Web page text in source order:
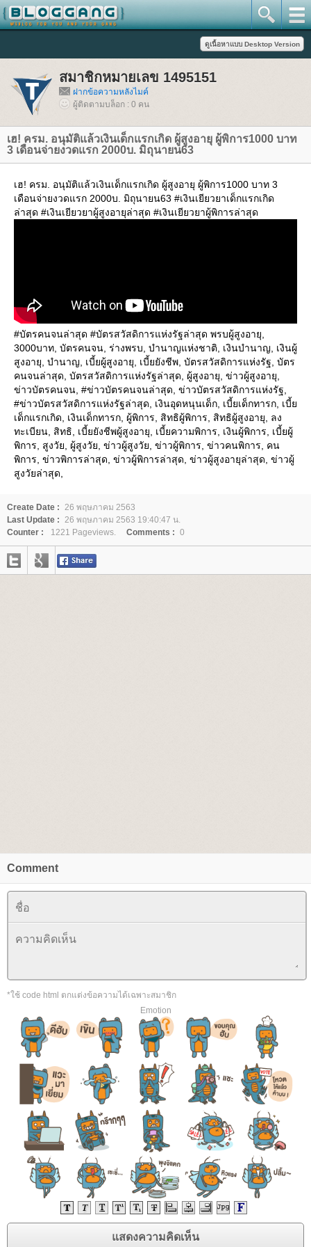
สมาชิกหมายเลข 1495151
ฝากข้อความหลังไมค์
ผู้ติดตามบล็อก : 0 คน
เฮ! ครม. อนุมัติแล้วเงินเด็กแรกเกิด ผู้สูงอายุ ผู้พิการ1000 บาท
3 เดือนจ่ายงวดแรก 2000บ. มิถุนายน63
เฮ! ครม. อนุมัติแล้วเงินเด็กแรกเกิด ผู้สูงอายุ ผู้พิการ1000 บาท 3
เดือนจ่ายงวดแรก 2000บ. มิถุนายน63 #เงินเยียวยาเด็กแรกเกิด
ล่าสุด #เงินเยียวยาผู้สูงอายุล่าสุด #เงินเยียวยาผู้พิการล่าสุด
#บัตรคนจนล่าสุด #บัตรสวัสดิการแห่งรัฐล่าสุด พรบผู้สูงอายุ,
3000บาท, บัตรคนจน, ร่างพรบ, บำนาญแห่งชาติ, เงินบำนาญ, เงินผู้
สูงอายุ, บำนาญ, เบี้ยผู้สูงอายุ, เบี้ยยังชีพ, บัตรสวัสดิการแห่งรัฐ, บัตร
คนจนล่าสุด, บัตรสวัสดิการแห่งรัฐล่าสุด, ผู้สูงอายุ, ข่าวผู้สูงอายุ,
ข่าวบัตรคนจน, #ข่าวบัตรคนจนล่าสุด, ข่าวบัตรสวัสดิการแห่งรัฐ,
#ข่าวบัตรสวัสดิการแห่งรัฐล่าสุด, เงินอุดหนุนเด็ก, เบี้ยเด็กทารก, เบี้
เด็กแรกเกิด, เงินเด็กทารก, ผู้พิการ, สิทธิผู้พิการ, สิทธิผู้สูงอายุ, ลง
ทะเบียน, สิทธิ, เบี้ยยังชีพผู้สูงอายุ, เบี้ยความพิการ, เงินผู้พิการ, เบี้ยผู้
พิการ, สูงวัย, ผู้สูงวัย, ข่าวผู้สูงวัย, ข่าวผู้พิการ, ข่าวคนพิการ, คน
พิการ, ข่าวพิการล่าสุด, ข่าวผู้พิการล่าสุด, ข่าวผู้สูงอายุล่าสุด, ข่าวผู้
สูงวัยล่าสุด,
Create Date : 26 พฤษภาคม 2563
Last Update : 26 พฤษภาคม 2563 19:40:47 น.
Counter :
1221 Pageviews. Comments : 0
Comment
*ใช้ code html ตกแต่งข้อความได้เฉพาะสมาชิก
Emotion